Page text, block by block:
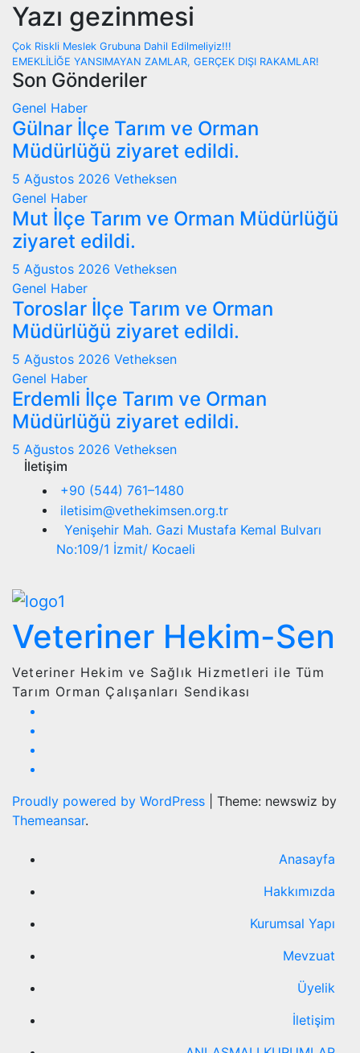
Yazı gezinmesi
Çok Riskli Meslek Grubuna Dahil Edilmeliyiz!!!
EMEKLİLİĞE YANSIMAYAN ZAMLAR, GERÇEK DIŞI RAKAMLAR!
Son Gönderiler
Genel Haber
Gülnar İlçe Tarım ve Orman
Müdürlüğü ziyaret edildi.
5 Ağustos 2026 Vetheksen
Genel Haber
Mut İlçe Tarım ve Orman Müdürlüğü
ziyaret edildi.
5 Ağustos 2026 Vetheksen
Genel Haber
Toroslar İlçe Tarım ve Orman
Müdürlüğü ziyaret edildi.
5 Ağustos 2026 Vetheksen
Genel Haber
Erdemli İlçe Tarım ve Orman
Müdürlüğü ziyaret edildi.
5 Ağustos 2026 Vetheksen
İletişim
+90 (544) 761–1480
iletisim@vethekimsen.org.tr
Yenişehir Mah. Gazi Mustafa Kemal Bulvarı
No:109/1 İzmit/ Kocaeli
Veteriner Hekim-Sen
Veteriner Hekim ve Sağlık Hizmetleri ile Tüm
Tarım Orman Çalışanları Sendikası
Proudly powered by WordPress
Theme: newswiz by
Themeansar.
Anasayfa
Hakkımızda
Kurumsal Yapı
Mevzuat
Üyelik
İletişim